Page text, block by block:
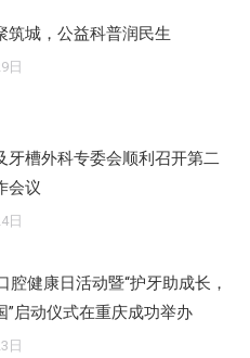
筑城，公益科普润民生
日
牙槽外科专委会顺利召开第二
会议
日
腔健康日活动暨“护牙助成长，
”启动仪式在重庆成功举办
日